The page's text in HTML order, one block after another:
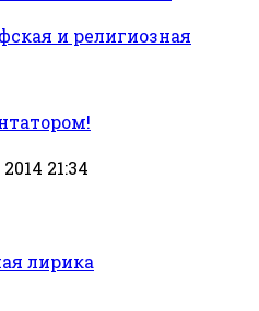
и религиозная
21:34
лирика